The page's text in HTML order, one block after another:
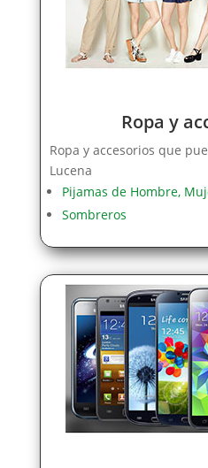
Ropa y
Ropa y accesorios que
Lucena
Pijamas de Hombre,
Sombreros